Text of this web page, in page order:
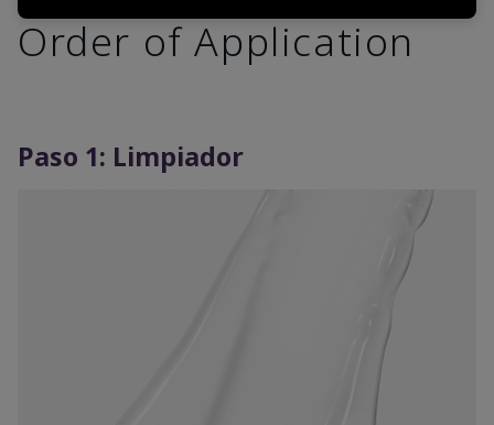
Order of Application
Paso 1: Limpiador